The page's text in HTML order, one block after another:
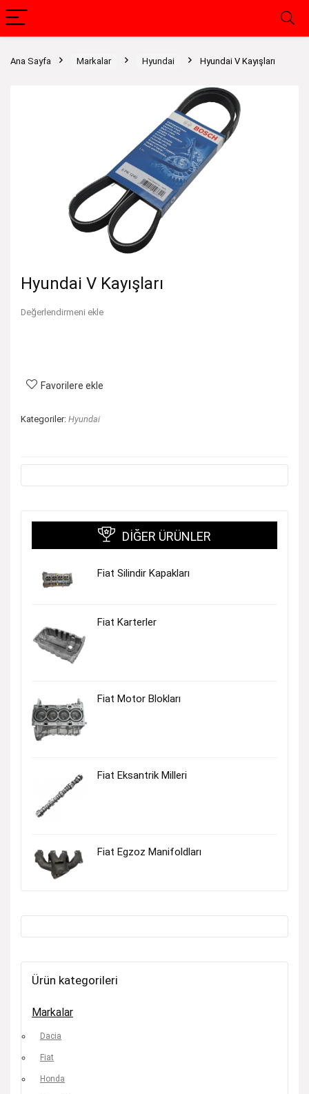
Ana Sayfa Markalar Hyundai Hyundai V Kayışları
Hyundai V Kayışları
Değerlendirmeni ekle
Favorilere ekle
Kategoriler: Hyundai
DIĞER ÜRÜNLER
Fiat Silindir Kapakları
Fiat Karterler
Fiat Motor Blokları
Fiat Eksantrik Milleri
Fiat Egzoz Manifoldları
Ürün kategorileri
Markalar
Dacia
Fiat
Honda